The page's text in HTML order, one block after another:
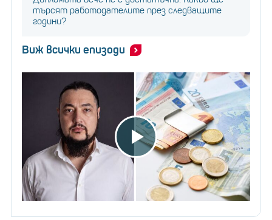
търсят работодателите през следващите
години?
Виж всички епизоди